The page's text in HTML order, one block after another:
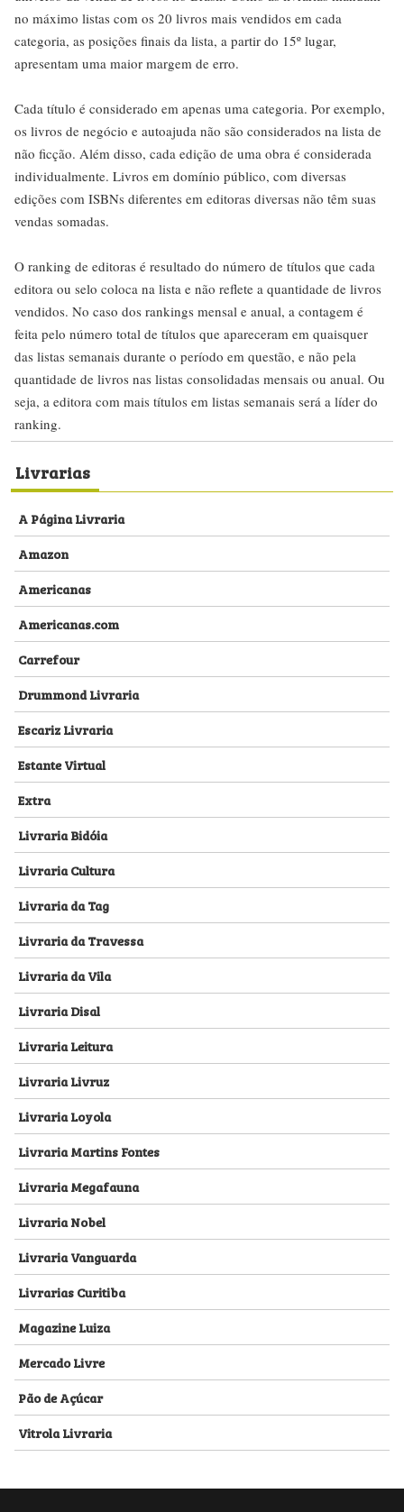
no máximo listas com os 20 livros mais vendidos em cada
categoria, as posições finais da lista, a partir do 15º lugar,
apresentam uma maior margem de erro.
Cada título é considerado em apenas uma categoria. Por exemplo,
os livros de negócio e autoajuda não são considerados na lista de
não ficção. Além disso, cada edição de uma obra é considerada
individualmente. Livros em domínio público, com diversas
edições com ISBNs diferentes em editoras diversas não têm suas
vendas somadas.
O ranking de editoras é resultado do número de títulos que cada
editora ou selo coloca na lista e não reflete a quantidade de livros
vendidos. No caso dos rankings mensal e anual, a contagem é
feita pelo número total de títulos que apareceram em quaisquer
das listas semanais durante o período em questão, e não pela
quantidade de livros nas listas consolidadas mensais ou anual. Ou
seja, a editora com mais títulos em listas semanais será a líder do
ranking.
Livrarias
A Página Livraria
Amazon
Americanas
Americanas.com
Carrefour
Drummond Livraria
Escariz Livraria
Estante Virtual
Extra
Livraria Bidóia
Livraria Cultura
Livraria da Tag
Livraria da Travessa
Livraria da Vila
Livraria Disal
Livraria Leitura
Livraria Livruz
Livraria Loyola
Livraria Martins Fontes
Livraria Megafauna
Livraria Nobel
Livraria Vanguarda
Livrarias Curitiba
Magazine Luiza
Mercado Livre
Pão de Açúcar
Vitrola Livraria